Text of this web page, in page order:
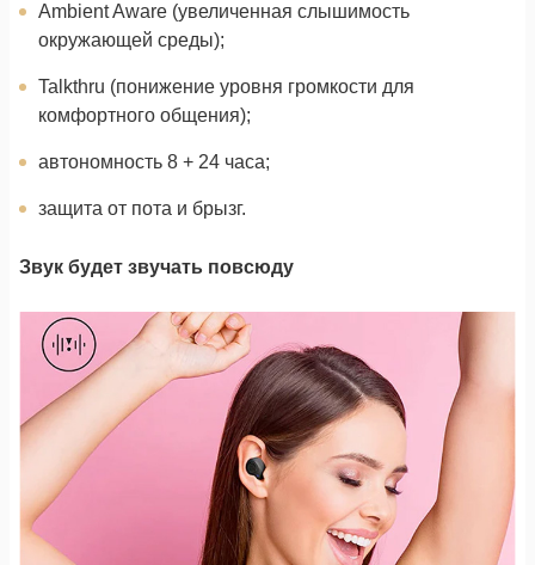
Ambient Aware (увеличенная слышимость
окружающей среды);
Talkthru (понижение уровня громкости для
комфортного общения);
автономность 8 + 24 часа;
защита от пота и брызг.
Звук будет звучать повсюду